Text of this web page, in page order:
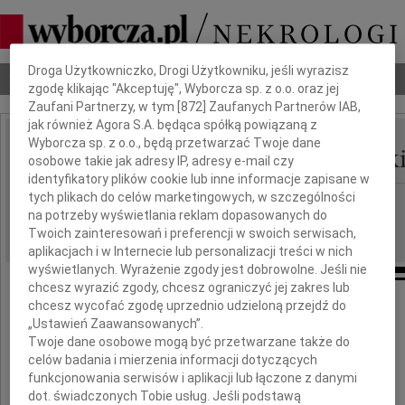
Nekrologi Odeszli Poradnik pogrzebowy
IMIĘ I NAZWISKO: Antoni Janusz
REGION: cała Polska
DATA EMISJI: 10.01.2025
Z głębokim żalem zawiadamiamy,
że odszedł
Dbamy o Twoją prywatność
Droga Użytkowniczko, Drogi Użytkowniku, jeśli wyrazisz
zgodę klikając "Akceptuję", Wyborcza sp. z o.o. oraz jej
Zaufani Partnerzy, w tym [872 ] Zaufanych Partnerów IAB,
jak również Agora S.A. będąca spółką powiązaną z
Wyborcza sp. z o.o., będą przetwarzać Twoje dane
osobowe takie jak adresy IP, adresy e-mail czy
identyfikatory plików cookie lub inne informacje zapisane w
tych plikach do celów marketingowych, w szczególności
na potrzeby wyświetlania reklam dopasowanych do
Twoich zainteresowań i preferencji w swoich serwisach,
aplikacjach i w Internecie lub personalizacji treści w nich
wyświetlanych. Wyrażenie zgody jest dobrowolne. Jeśli nie
chcesz wyrazić zgody, chcesz ograniczyć jej zakres lub
chcesz wycofać zgodę uprzednio udzieloną przejdź do
„Ustawień Zaawansowanych”.
Twoje dane osobowe mogą być przetwarzane także do
celów badania i mierzenia informacji dotyczących
funkcjonowania serwisów i aplikacji lub łączone z danymi
dot. świadczonych Tobie usług. Jeśli podstawą